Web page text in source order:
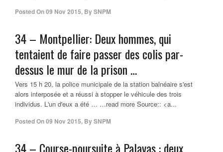
Posted On09 Nov 2015, BySNPM
34 – Montpellier: Deux hommes, qui
tentaient de faire passer des colis par-
dessus le mur de la prison …
Vers 15 h 20, la police municipale de la station balnéaire s'est
alors interposée et a réussi à stopper le véhicule des trois
individus. L'un d'eux a été … …read more Source:: <a...
Posted On09 Nov 2015, BySNPM
34 – Course-poursuite à Palavas : deux